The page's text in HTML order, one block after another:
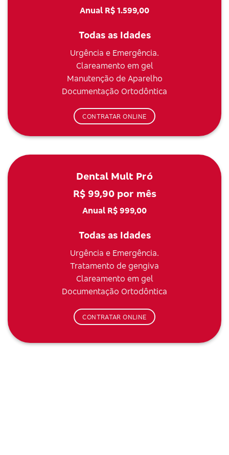
Anual R$ 1.599,00
Todas as Idades
Urgência e Emergência.
Clareamento em gel
Manutenção de Aparelho
Documentação Ortodôntica
CONTRATAR ONLINE
Dental Mult Pró
R$ 99,90 por mês
Anual R$ 999,00
Todas as Idades
Urgência e Emergência.
Tratamento de gengiva
Clareamento em gel
Documentação Ortodôntica
CONTRATAR ONLINE